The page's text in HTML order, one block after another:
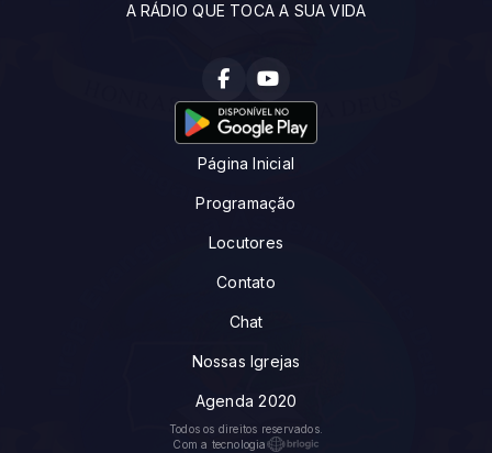
A RÁDIO QUE TOCA A SUA VIDA
Página Inicial
Programação
Locutores
Contato
Chat
Nossas Igrejas
Agenda 2020
Todos os direitos reservados.
Com a tecnologia